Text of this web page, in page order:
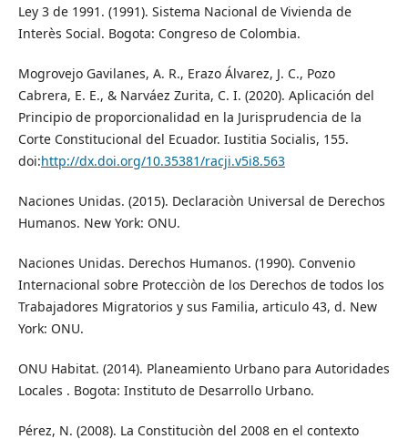
Ley 3 de 1991. (1991). Sistema Nacional de Vivienda de
Interès Social. Bogota: Congreso de Colombia.
Mogrovejo Gavilanes, A. R., Erazo Álvarez, J. C., Pozo
Cabrera, E. E., & Narváez Zurita, C. I. (2020). Aplicación del
Principio de proporcionalidad en la Jurisprudencia de la
Corte Constitucional del Ecuador. Iustitia Socialis, 155.
doi:http://dx.doi.org/10.35381/racji.v5i8.563
Naciones Unidas. (2015). Declaraciòn Universal de Derechos
Humanos. New York: ONU.
Naciones Unidas. Derechos Humanos. (1990). Convenio
Internacional sobre Protecciòn de los Derechos de todos los
Trabajadores Migratorios y sus Familia, articulo 43, d. New
York: ONU.
ONU Habitat. (2014). Planeamiento Urbano para Autoridades
Locales . Bogota: Instituto de Desarrollo Urbano.
Pérez, N. (2008). La Constituciòn del 2008 en el contexto